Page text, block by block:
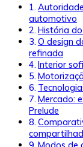
automotivo
História
O design
refinada
Interior
Mercado:
Prelude